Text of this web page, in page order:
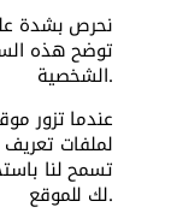
نحرص بشدة
توضح هذه
الشخصية.
عندما تزور
لملفات تعريف
تسمح لنا
لك للموقع.